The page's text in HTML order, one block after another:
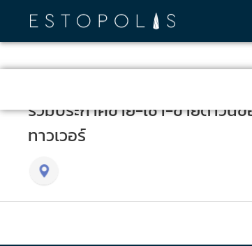
รวมประกาศขาย-เช่า-ขายดาว
ทาวเวอร์